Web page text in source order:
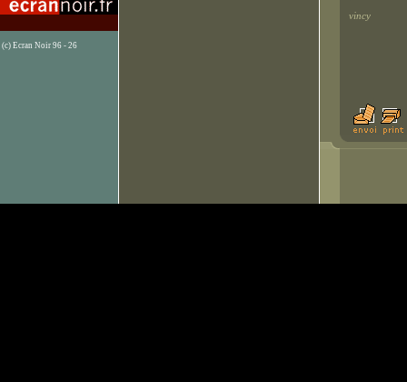
(c) Ecran Noir 96 - 26
vincy